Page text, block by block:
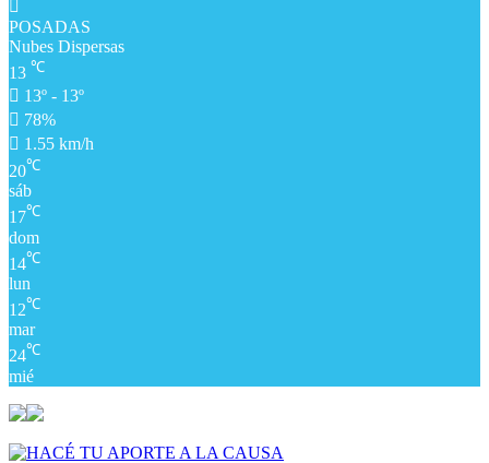
POSADAS
Nubes Dispersas
13 ℃
13º - 13º
78%
1.55 km/h
20℃
sáb
17℃
dom
14℃
lun
12℃
mar
24℃
mié